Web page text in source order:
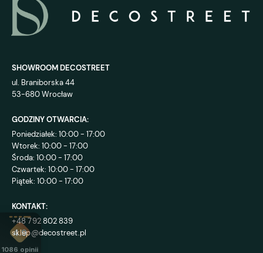
SHOWROOM DECOSTREET
ul. Braniborska 44
53-680 Wrocław
GODZINY OTWARCIA:
Poniedziałek: 10:00 - 17:00
Wtorek: 10:00 - 17:00
Środa: 10:00 - 17:00
Czwartek: 10:00 - 17:00
Piątek: 10:00 - 17:00
KONTAKT:
+48 792 802 839
sklep@decostreet.pl
4.9
1086 opinii